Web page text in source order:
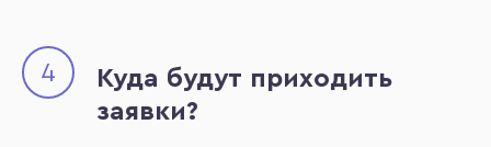
4
Куда будут приходить
заявки?